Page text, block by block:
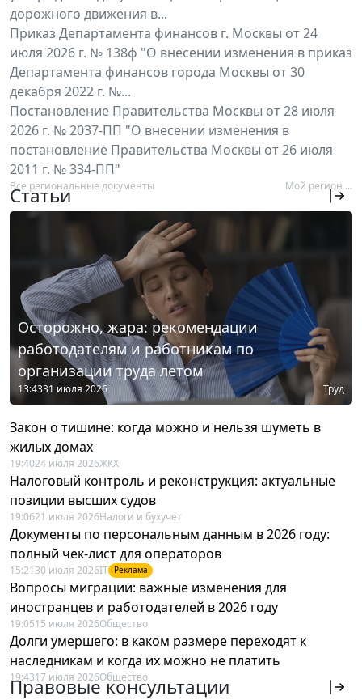
дорожного движения в...
Приказ Департамента финансов г. Москвы от 24
июля 2026 г. № 138ф "О внесении изменения в приказ
Департамента финансов города Москвы от 30
декабря 2022 г. №...
Постановление Правительства Москвы от 28 июля
2026 г. № 2037-ПП "О внесении изменения в
постановление Правительства Москвы от 26 июля
2011 г. № 334-ПП"
Все региональные документы Мой регион ...
Статьи
Осторожно, жара: рекомендации
работодателям и работникам по
организации труда летом
13:4331 июля 2026 Труд
Закон о тишине: когда можно и нельзя шуметь в
жилых домах
19:4024 июля 2026ЖКХ
Налоговый контроль и реконструкция: актуальные
позиции высших судов
19:0621 июля 2026Налоги и бухучет
Документы по персональным данным в 2026 году:
полный чек-лист для операторов
15:21 30 июля 2026IT Реклама
Вопросы миграции: важные изменения для
иностранцев и работодателей в 2026 году
19:0515 июля 2026Общество
Долги умершего: в каком размере переходят к
наследникам и когда их можно не платить
19:4317 июля 2026Общество
Правовые консультации